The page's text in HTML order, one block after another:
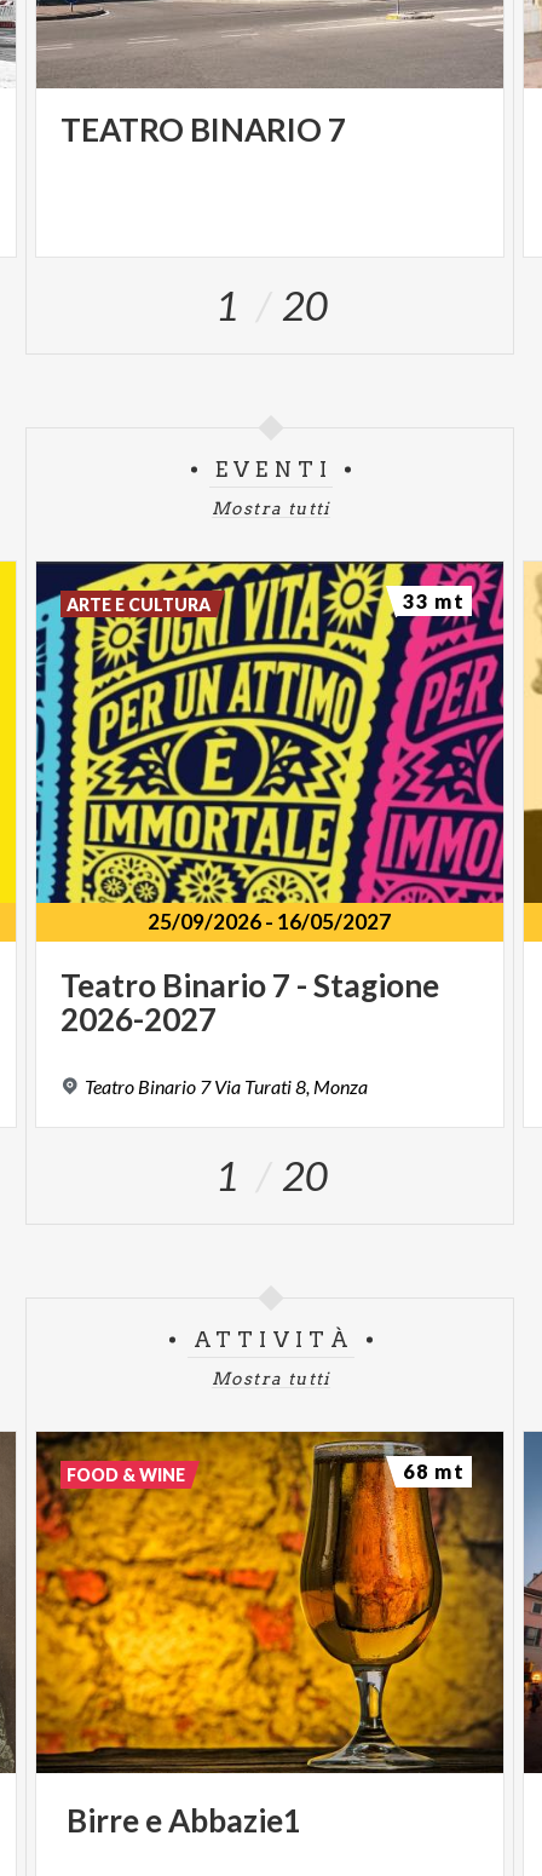
TEATRO BINARIO 7
1 20
EVENTI
Mostra tutti
25/09/2026- 16/05/2027
Teatro Binario7 -Stagione
2026-2027
Teatro Binario 7 Via Turati8, Monza
ARTE E CULTURA 33 mt
1 20
ATTIVITÀ
Mostra tutti
BirreeAbbazie1
FOOD & WINE 68 mt